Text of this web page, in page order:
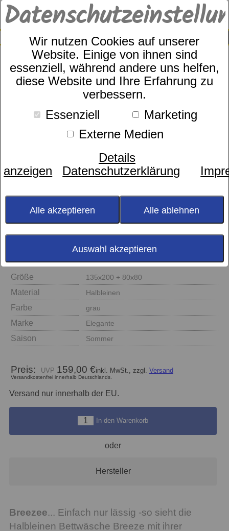
Wir nutzen Cookies auf unserer
Website. Einige von ihnen sind
essenziell, während andere uns helfen,
diese Website und Ihre Erfahrung zu
verbessern.
Essenziell
Marketing
Externe Medien
Details
anzeigen
Datenschutzerklärung
Alle akzeptieren Alle ablehnen
Auswahl akzeptieren
SUCHE
0
Elegante Art.Nr. 7038/9
geladen...
Größe 135x200 + 80x80
Material Halbleinen
Farbe grau
Marke Elegante
Saison Sommer
Preis: 159,00 €inkl. MwSt., zzgl. Versand
Versandkostenfrei innerhalb Deutschlands.
Versand nur innerhalb der EU.
In den Warenkorb
oder
Hersteller
Breezee... Einfach nur lässig -so sieht die
Halbleinen Bettwäsche Breeze mit ihrer